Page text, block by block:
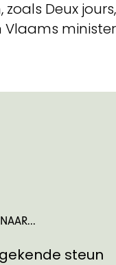
Deux jours,
Vlaams minister
steun